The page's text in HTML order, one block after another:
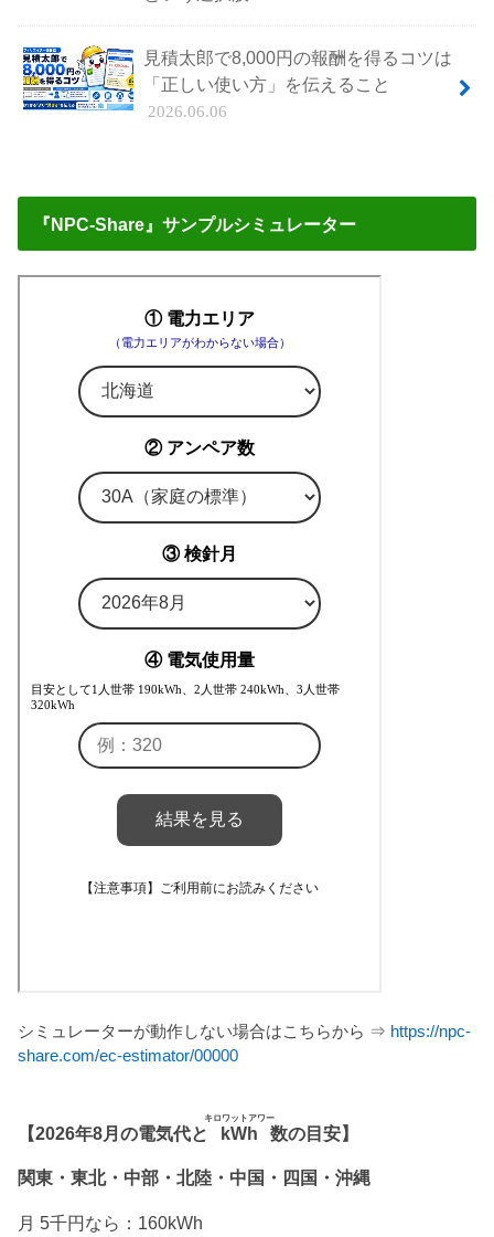
見積太郎で8,000円の報酬を得るコツは
「正しい使い方」を伝えること
2026.06.06
『NPC-Share』サンプルシミュレーター
シミュレーターが動作しない場合はこちらから ⇒ https://npc-
share.com/ec-estimator/00000
【2026年8月の電気代と kWh
キロワットアワー
数の目安】
関東・東北・中部・北陸・中国・四国・沖縄
月 5千円なら：160kWh